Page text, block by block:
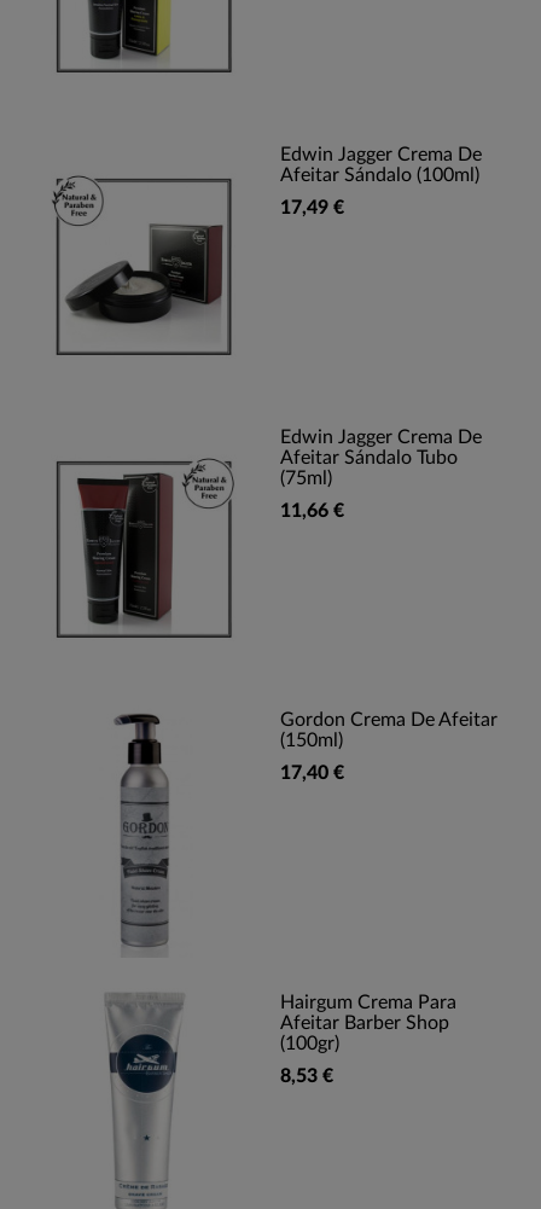
Edwin Jagger Crema De
Afeitar Sándalo (100ml)
17,49 €
Edwin Jagger Crema De
Afeitar Sándalo Tubo
(75ml)
11,66 €
Gordon Crema De Afeitar
(150ml)
17,40 €
Hairgum Crema Para
Afeitar Barber Shop
(100gr)
8,53 €